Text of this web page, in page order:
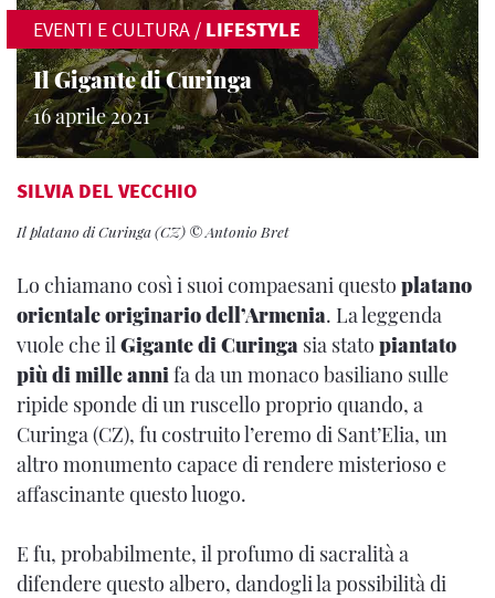
EVENTI E CULTURA / LIFESTYLE
Il Gigante di Curinga
16 aprile 2021
SILVIA DEL VECCHIO
Il platano di Curinga (CZ) © Antonio Bret
Lo chiamano così i suoi compaesani questo platano
orientale originario dell’Armenia. La leggenda
vuole che ilGigante di Curinga sia stato piantato
più di mille annifa da un monaco basiliano sulle
ripide sponde di un ruscello proprio quando, a
Curinga (CZ), fu costruito l’eremo di Sant’Elia, un
altro monumento capace di rendere misterioso e
affascinante questo luogo.
E fu, probabilmente, il profumo di sacralità a
difendere questo albero, dandogli la possibilità di